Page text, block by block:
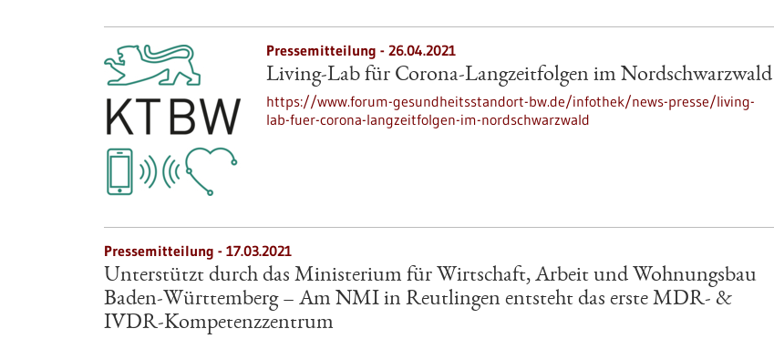
Pressemitteilung - 26.04.2021
Living-Lab für Corona-Langzeitfolgen im Nordschwarzwald
https://www.forum-gesundheitsstandort-bw.de/infothek/news-presse/living-
lab-fuer-corona-langzeitfolgen-im-nordschwarzwald
Pressemitteilung - 17.03.2021
Unterstützt durch das Ministerium für Wirtschaft, Arbeit und Wohnungsbau
Baden-Württemberg – Am NMI in Reutlingen entsteht das erste MDR- &
IVDR-Kompetenzzentrum